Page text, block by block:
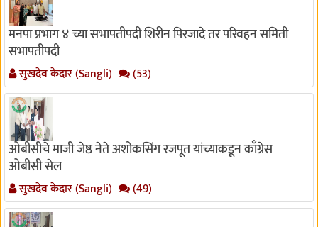
मनपा प्रभाग ४ च्या सभापतीपदी शिरीन पिरजादे तर परिवहन समिती
सभापतीपदी
सुखदेव केदार (Sangli) (53)
ओबीसीचे माजी जेष्ठ नेते अशोकसिंग रजपूत यांच्याकडून काँग्रेस
ओबीसी सेल
सुखदेव केदार (Sangli) (49)